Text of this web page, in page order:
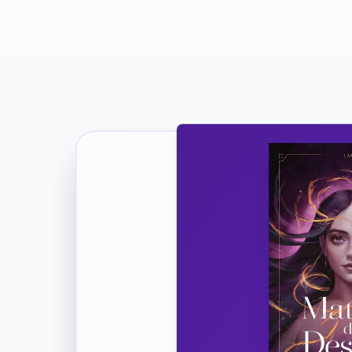
Vuoi
Ricevi la Tua Copia